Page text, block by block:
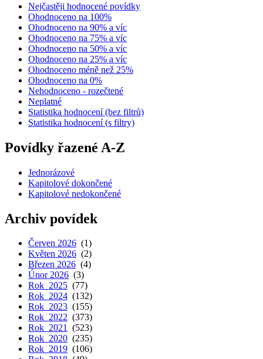
Nejčastěji hodnocené povídky
Ohodnoceno na 100%
Ohodnoceno na 90% a víc
Ohodnoceno na 75% a víc
Ohodnoceno na 50% a víc
Ohodnoceno na 25% a víc
Ohodnoceno méně než 25%
Ohodnoceno na 0%
Nehodnoceno - rozečtené
Neplatné
Statistika hodnocení (bez filtrů)
Statistika hodnocení (s filtry)
Povídky řazené A-Z
Jednorázové
Kapitolové dokončené
Kapitolové nedokončené
Archiv povídek
Červen 2026 (1)
Květen 2026 (2)
Březen 2026 (4)
Únor 2026 (3)
Rok 2025 (77)
Rok 2024 (132)
Rok 2023 (155)
Rok 2022 (373)
Rok 2021 (523)
Rok 2020 (235)
Rok 2019 (106)